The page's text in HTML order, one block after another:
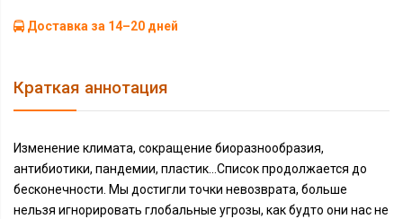
Доставка за 14–20 дней
Краткая аннотация
Изменение климата, сокращение биоразнообразия,
антибиотики, пандемии, пластик…Список продолжается до
бесконечности. Мы достигли точки невозврата, больше
нельзя игнорировать глобальные угрозы, как будто они нас не